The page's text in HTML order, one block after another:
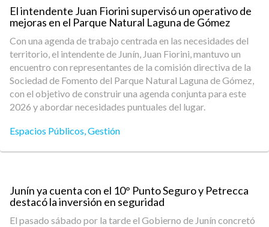
El intendente Juan Fiorini supervisó un operativo de
mejoras en el Parque Natural Laguna de Gómez
Con una agenda de trabajo centrada en las necesidades del
territorio, el intendente de Junín, Juan Fiorini, mantuvo un
encuentro con representantes de la comisión directiva de la
Sociedad de Fomento del Parque Natural Laguna de Gómez,
con el objetivo de construir una agenda conjunta para este
2026 y abordar necesidades puntuales del lugar.
Espacios Públicos,Gestión
Junín ya cuenta con el 10° Punto Seguro y Petrecca
destacó la inversión en seguridad
El pasado sábado por la tarde el Gobierno de Junín concretó